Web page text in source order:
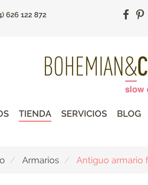
626 122 872
TIENDA SERVICIOS BLOG
Armarios Antiguo armario